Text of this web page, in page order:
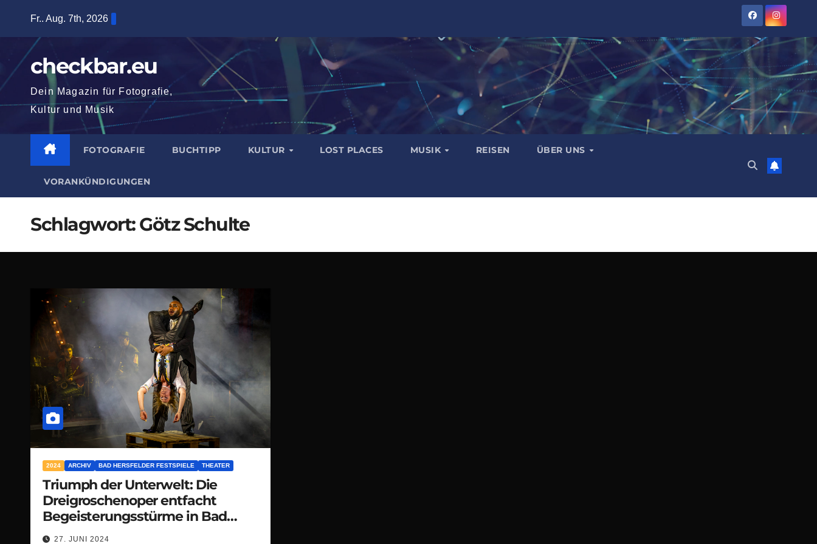
springen
Fr.. Aug. 7th, 2026
checkbar.eu
Dein Magazin für Fotografie,
Kultur und Musik
FOTOGRAFIE BUCHTIPP KULTUR LOST PLACES MUSIK REISEN ÜBER UNS
VORANKÜNDIGUNGEN
Schlagwort:Götz Schulte
2024 ARCHIV BAD HERSFELDER FESTSPIELE THEATER
Triumph der Unterwelt: Die
Dreigroschenoper entfacht
Begeisterungsstürme in Bad
Hersfeld!
27. JUNI 2024